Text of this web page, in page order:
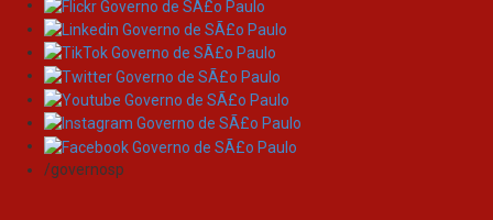
Skip
navigation
/governosp
Search
Search: